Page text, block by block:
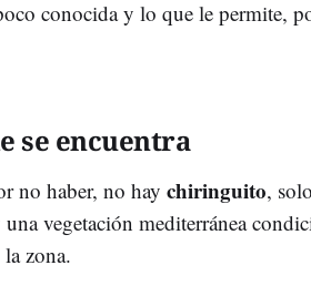
conocida y lo que le permite,
se encuentra
no haber, no hay chiringuito,
una vegetación mediterránea
zona.